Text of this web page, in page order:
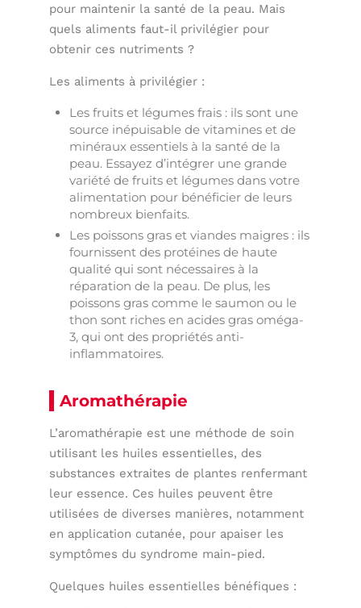
pour maintenir la santé de la peau. Mais
quels aliments faut-il privilégier pour
obtenir ces nutriments ?
Les aliments à privilégier :
Les fruits et légumes frais : ils sont une
source inépuisable de vitamines et de
minéraux essentiels à la santé de la
peau. Essayez d’intégrer une grande
variété de fruits et légumes dans votre
alimentation pour bénéficier de leurs
nombreux bienfaits.
Les poissons gras et viandes maigres : ils
fournissent des protéines de haute
qualité qui sont nécessaires à la
réparation de la peau. De plus, les
poissons gras comme le saumon ou le
thon sont riches en acides gras oméga-
3, qui ont des propriétés anti-
inflammatoires.
Aromathérapie
L’aromathérapie est une méthode de soin
utilisant les huiles essentielles, des
substances extraites de plantes renfermant
leur essence. Ces huiles peuvent être
utilisées de diverses manières, notamment
en application cutanée, pour apaiser les
symptômes du syndrome main-pied.
Quelques huiles essentielles bénéfiques :